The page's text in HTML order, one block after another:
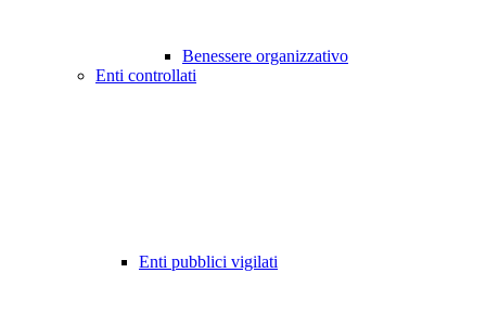
Benessere organizzativo
Enti controllati
Enti pubblici vigilati